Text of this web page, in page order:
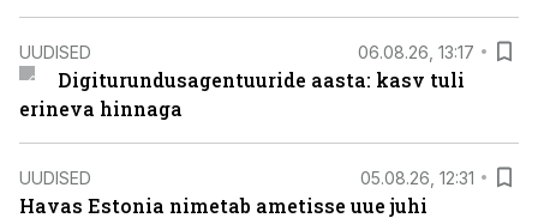
UUDISED 06.08.26, 13:17
Digiturundusagentuuride aasta: kasv tuli
erineva hinnaga
UUDISED 05.08.26, 12:31
Havas Estonia nimetab ametisse uue juhi